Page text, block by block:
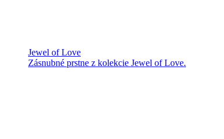
Jewel of Love
Zásnubné prstne z kolekcie Jewel of Love.